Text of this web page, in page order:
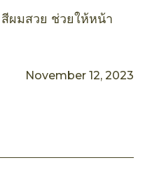
ผมสวย ช่วยให้หน้า
November 12, 2023